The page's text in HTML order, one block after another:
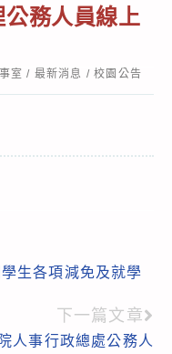
務人員線上
室 / 最新消息 / 校園公告
生各項減免及就學
下一篇文章
人事行政總處公務人